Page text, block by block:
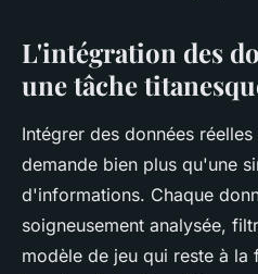
L'intégration des
une tâche
Intégrer des données
demande bien plus qu'une
d'informations. Chaque
soigneusement analysée,
modèle de jeu qui reste à